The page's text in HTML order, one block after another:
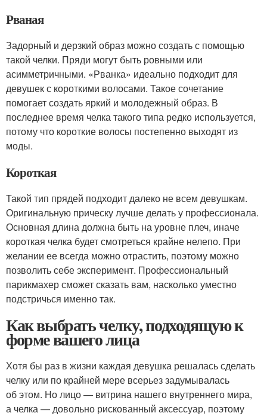
Рваная
Задорный и дерзкий образ можно создать с помощью
такой челки. Пряди могут быть ровными или
асимметричными. «Рванка» идеально подходит для
девушек с короткими волосами. Такое сочетание
помогает создать яркий и молодежный образ. В
последнее время челка такого типа редко используется,
потому что короткие волосы постепенно выходят из
моды.
Короткая
Такой тип прядей подходит далеко не всем девушкам.
Оригинальную прическу лучше делать у профессионала.
Основная длина должна быть на уровне плеч, иначе
короткая челка будет смотреться крайне нелепо. При
желании ее всегда можно отрастить, поэтому можно
позволить себе эксперимент. Профессиональный
парикмахер сможет сказать вам, насколько уместно
подстричься именно так.
Как выбрать челку, подходящую к
форме вашего лица
Хотя бы раз в жизни каждая девушка решалась сделать
челку или по крайней мере всерьез задумывалась
об этом. Но лицо — витрина нашего внутреннего мира,
а челка — довольно рискованный аксессуар, поэтому